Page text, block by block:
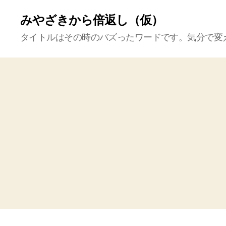
みやざきから倍返し（仮）
タイトルはその時のバズったワードです。気分で変